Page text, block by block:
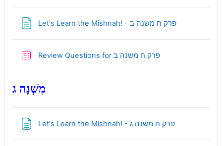
Let's Learn the Mishnah! - פרק ח משנה בPage
Review Questions for פרק ח משנה בQuiz
מִשְׁנָה ג
Let's Learn the Mishnah! - פרק ח משנה גPage